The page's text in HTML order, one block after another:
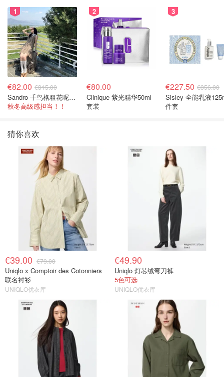
1
€82.00 €315.00
Sandro 千鸟格粗花呢连衣裙
秋冬高级感担当！！
2
€80.00
Clinique 紫光精华50ml
套装
3
€227.50 €356.00
Sisley 全能乳液
件套
猜你喜欢
€39.00 €79.00
Uniqlo x Comptoir des Cotonniers
联名衬衫
UNIQLO优衣库
€49.90
Uniqlo 灯芯绒弯刀裤
5色可选
UNIQLO优衣库